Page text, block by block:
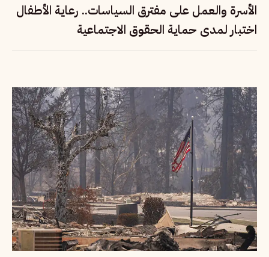
الأسرة والعمل على مفترق السياسات.. رعاية الأطفال
اختبار لمدى حماية الحقوق الاجتماعية